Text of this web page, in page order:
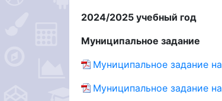
2024/2025 учебный год
Муниципальное задание
Муниципальное задание
Муниципальное задание